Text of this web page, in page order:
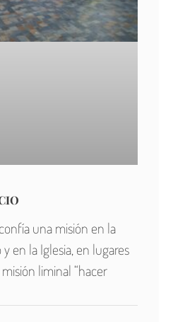
una misión en la
en la Iglesia, en lugares
liminal “hacer